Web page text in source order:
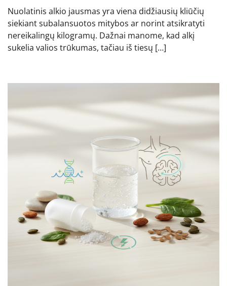
Nuolatinis alkio jausmas yra viena didžiausių kliūčių
siekiant subalansuotos mitybos ar norint atsikratyti
nereikalingų kilogramų. Dažnai manome, kad alkį
sukelia valios trūkumas, tačiau iš tiesų […]